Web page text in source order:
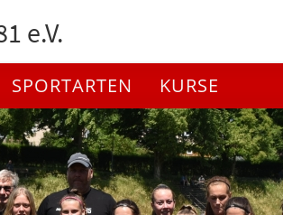
e.V.
SPORTARTEN KURSE